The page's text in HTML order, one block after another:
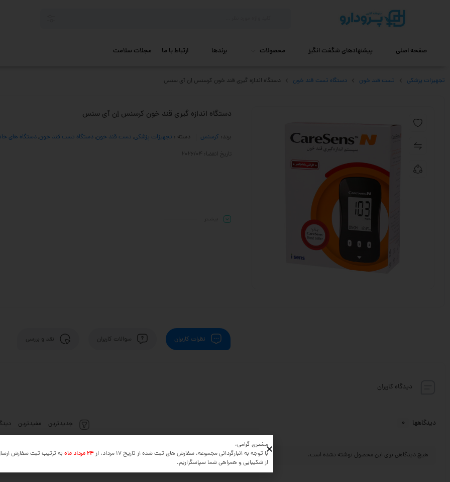
صفحه اصلی پیشنهادهای شگفت انگیز محصولات برندها ارتباط با ما مجلات سلامت
تجهیزات پزشکی تست قند خون دستگاه تست قند خون دستگاه اندازه گیری قند خون کرسنس اِن آی سنس
دستگاه اندازه گیری قند خون کرسنس اِن آی سنس
برند: کرسنس دسته : تجهیزات پزشکی تست قند خون دستگاه تست قند خون دستگاه های
تاریخ انقضا: 2026/04
نظرات کاربران سوالات کاربران نقد و بررسی
دیدگاه کاربران
دیدگاهها 0 جدیدترین مفیدترین
هیچ دیدگاهی برای این محصول نوشته نشده است.
مشتری گرامی،
با توجه به انبارگردانی مجموعه، سفارش های ثبت شده از تاریخ 17 مرداد، از
24 مرداد ماه
به ترتیب ثبت سفارش
از شکیبایی و همراهی شما سپاسگزاریم.